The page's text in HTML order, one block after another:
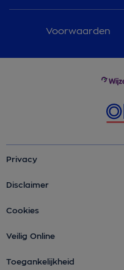
Voorwaarden
Privacy
Disclaimer
Cookies
Veilig Online
Toegankelijkheid